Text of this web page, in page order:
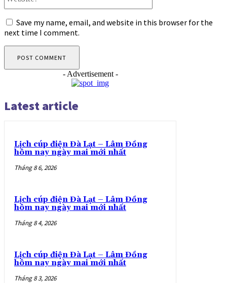
Save my name, email, and website in this browser for the
next time I comment.
- Advertisement -
Latest article
Lịch cúp điện Đà Lạt – Lâm Đồng
hôm nay ngày mai mới nhất
Tháng 8 6, 2026
Lịch cúp điện Đà Lạt – Lâm Đồng
hôm nay ngày mai mới nhất
Tháng 8 4, 2026
Lịch cúp điện Đà Lạt – Lâm Đồng
hôm nay ngày mai mới nhất
Tháng 8 3, 2026